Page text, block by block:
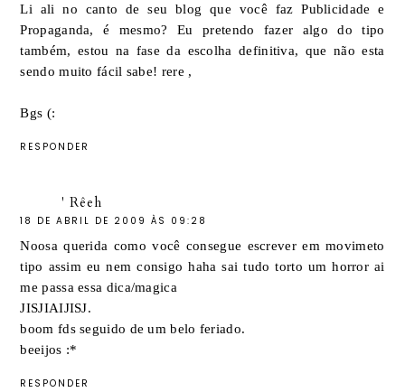
Li ali no canto de seu blog que você faz Publicidade e
Propaganda, é mesmo? Eu pretendo fazer algo do tipo
também, estou na fase da escolha definitiva, que não esta
sendo muito fácil sabe! rere ,
Bgs (:
RESPONDER
' Rêeh
18 DE ABRIL DE 2009 ÀS 09:28
Noosa querida como você consegue escrever em movimeto
tipo assim eu nem consigo haha sai tudo torto um horror ai
me passa essa dica/magica
JISJIAIJISJ.
boom fds seguido de um belo feriado.
beeijos :*
RESPONDER